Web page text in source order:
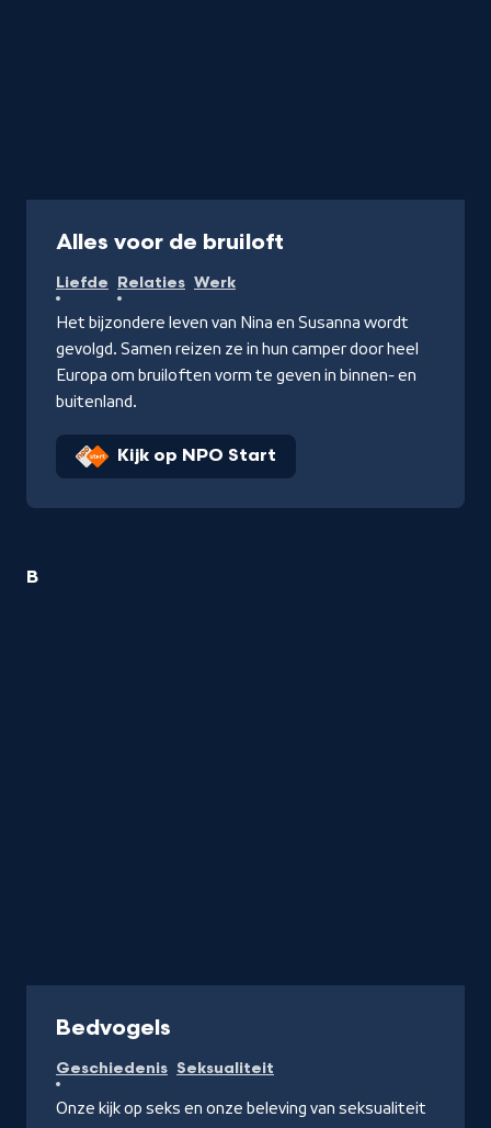
Alles voor de bruiloft
Liefde Relaties Werk
Het bijzondere leven van Nina en Susanna wordt
gevolgd. Samen reizen ze in hun camper door heel
Europa om bruiloften vorm te geven in binnen- en
buitenland.
Kijk op NPO Start
4
B
Bedvogels
Geschiedenis Seksualiteit
Onze kijk op seks en onze beleving van seksualiteit